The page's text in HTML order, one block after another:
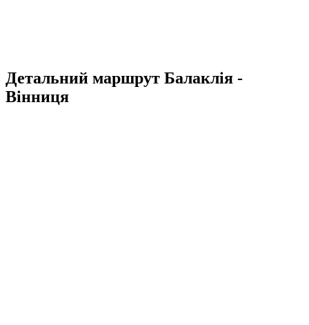
Детальний маршрут Балаклія -
Вінниця